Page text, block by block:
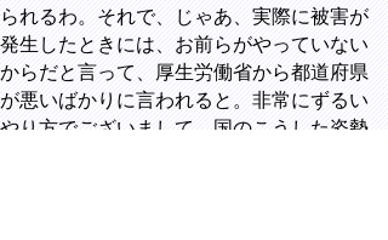
られるわ。それで、じゃあ、実際に被害が
発生したときには、お前らがやっていない
からだと言って、厚生労働省から都道府県
が悪いばかりに言われると。非常にずるい
やり方でございまして、国のこうした姿勢